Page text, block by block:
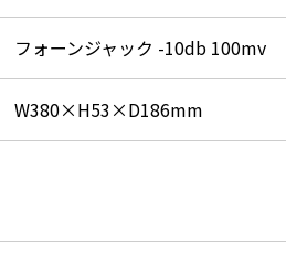
フォーンジャック -10db 100mv
W380×H53×D186mm